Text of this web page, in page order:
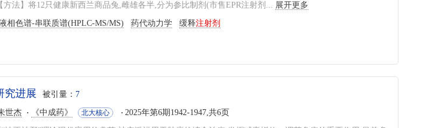
法】将12只健康新西兰商品兔,雌雄各半,分为参比制剂(市售EPR注射剂... 展开更多
相色谱-串联质谱(HPLC-MS/MS) 药代动力学 缓释注射剂
究进展 被引量： 7
世杰 《中成药》 北大核心 2025年第6期1942-1947,共6页